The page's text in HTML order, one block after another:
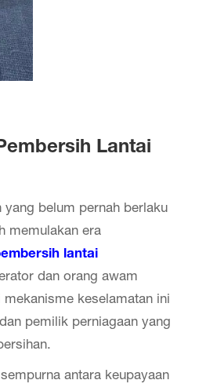
Lantai
belum pernah berlaku
memulakan era
lantai
dan orang awam
keselamatan ini
pemilik perniagaan yang
antara keupayaan